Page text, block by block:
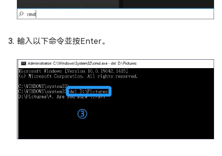
輸入以下命令並按Enter。